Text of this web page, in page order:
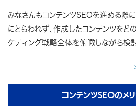
みなさんもコンテンツSEOを進める際
にとらわれず、作成したコンテンツをど
ケティング戦略全体を俯瞰しながら検討
コンテンツSEOのメリ